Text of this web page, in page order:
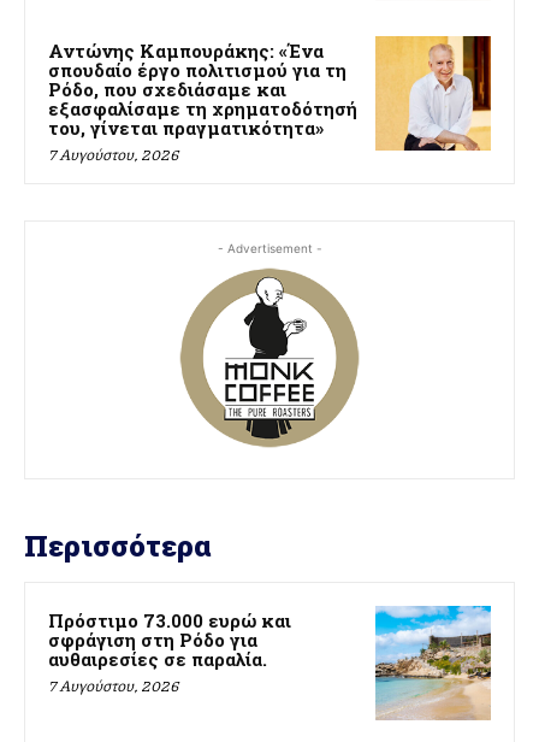
Αντώνης Καμπουράκης: «Ένα
σπουδαίο έργο πολιτισμού για τη
Ρόδο, που σχεδιάσαμε και
εξασφαλίσαμε τη χρηματοδότησή
του, γίνεται πραγματικότητα»
7 Αυγούστου, 2026
- Advertisement -
Περισσότερα
Πρόστιμο 73.000 ευρώ και
σφράγιση στη Ρόδο για
αυθαιρεσίες σε παραλία.
7 Αυγούστου, 2026